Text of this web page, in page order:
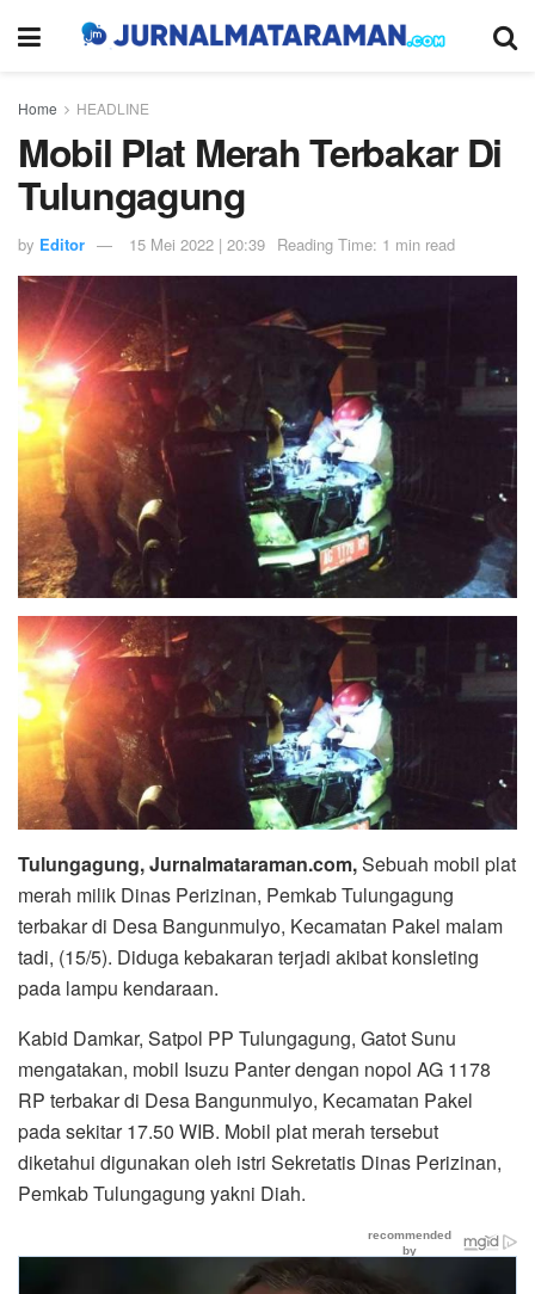
Home HEADLINE
Mobil Plat Merah Terbakar Di
Tulungagung
by Editor 15 Mei 2022 | 20:39 Reading Time: 1 min read
Tulungagung, Jurnalmataraman.com,Sebuah mobil plat
merah milik Dinas Perizinan, Pemkab Tulungagung
terbakar di Desa Bangunmulyo, Kecamatan Pakel malam
tadi, (15/5). Diduga kebakaran terjadi akibat konsleting
pada lampu kendaraan.
Kabid Damkar, Satpol PP Tulungagung, Gatot Sunu
mengatakan, mobil Isuzu Panter dengan nopol AG 1178
RP terbakar di Desa Bangunmulyo, Kecamatan Pakel
pada sekitar 17.50 WIB. Mobil plat merah tersebut
diketahui digunakan oleh istri Sekretatis Dinas Perizinan,
Pemkab Tulungagung yakni Diah.